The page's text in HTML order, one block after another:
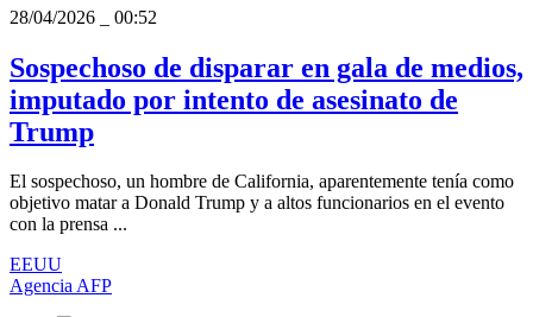
28/04/2026
00:52
Sospechoso de disparar en gala de medios,
imputado por intento de asesinato de
Trump
El sospechoso, un hombre de California, aparentemente tenía como
objetivo matar a Donald Trump y a altos funcionarios en el evento
con la prensa ...
EEUU
Agencia AFP